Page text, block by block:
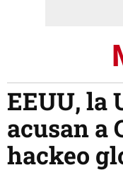
EEUU, la
acusan a
hackeo